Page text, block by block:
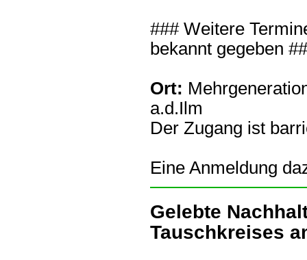
### Weitere
bekannt gegeben
Ort:
a.d.Ilm
Der Zugang ist
Eine Anmeldung
Gelebte
Tauschkreises